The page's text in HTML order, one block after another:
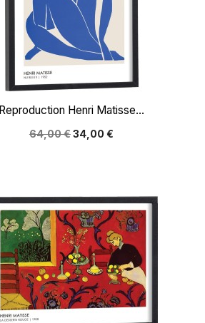
Aperçu rapide
Reproduction Henri Matisse...
64,00 €34,00 €